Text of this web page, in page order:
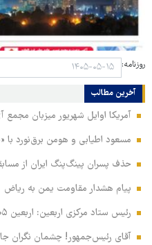
روزنامه:
آخرین مطالب
آمریکا اوایل شهریور میزبان
مسعود اطیابی و هومن برق‌نورد با
حذف پسران پینگ‌پنگ ایران از
پیام هشدار مقاومت یمن به ریاض
رئیس ستاد مرکزی اربعین: اربعین ۱۴۰۵ در بالاترین سطح امنیت برگزار شد
آقای رئیس‌جمهور! چشمان نگران